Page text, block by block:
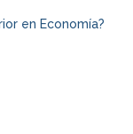
en Economía?